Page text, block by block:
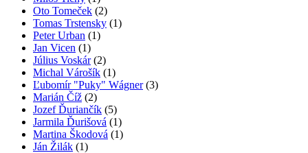
Oto Tomeček (2)
Tomas Trstensky (1)
Peter Urban (1)
Jan Vicen (1)
Július Voskár(2)
Michal Várošík (1)
Ľubomír "Puky" Wágner(3)
Marián Číž (2)
Jozef Ďuriančík (5)
Jarmila Ďurišová (1)
Martina Škodová (1)
Ján Žilák (1)